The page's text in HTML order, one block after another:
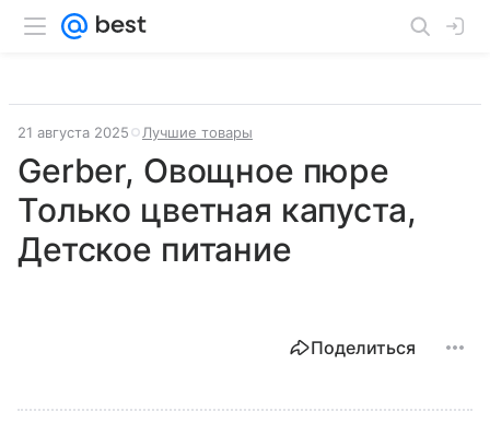
21 августа 2025 Лучшие товары
Gerber, Овощное пюре
Только цветная капуста,
Детское питание
Поделиться